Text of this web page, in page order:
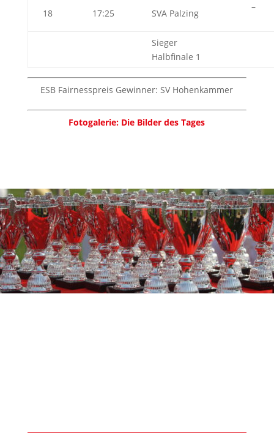
18 17:25 SVA Palzing
–
Sieger
Halbfinale 1
ESB Fairnesspreis Gewinner: SV Hohenkammer
Fotogalerie: Die Bilder des Tages